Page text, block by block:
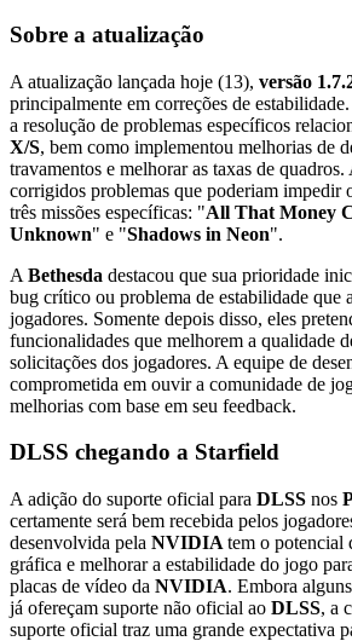
Sobre a atualização
A atualização lançada hoje (13), versão
principalmente em correções de
a resolução de problemas específicos
X/S, bem como implementou melhorias de
travamentos e melhorar as taxas de
corrigidos problemas que poderiam impedir
três missões específicas: "All That Money
Unknown" e "Shadows in Neon".
A Bethesda destacou que sua prioridade
bug crítico ou problema de estabilidade que
jogadores. Somente depois disso, eles
funcionalidades que melhorem a qualidade
solicitações dos jogadores. A equipe de
comprometida em ouvir a comunidade de
melhorias com base em seu feedback.
DLSS chegando a Starfield
A adição do suporte oficial para DLSS nos
certamente será bem recebida pelos
desenvolvida pela NVIDIA tem o potencial
gráfica e melhorar a estabilidade do jogo
placas de vídeo da NVIDIA. Embora
já ofereçam suporte não oficial ao DLSS, a
suporte oficial traz uma grande expectativa